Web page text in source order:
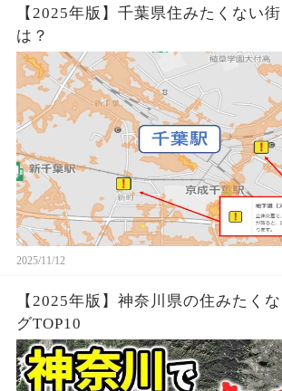
【2025年版】千葉県住みたくない
は？
2025/11/12
【2025年版】神奈川県の住みたく
グTOP10